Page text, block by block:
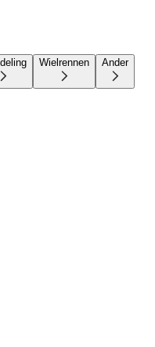
Wielrennen Ander